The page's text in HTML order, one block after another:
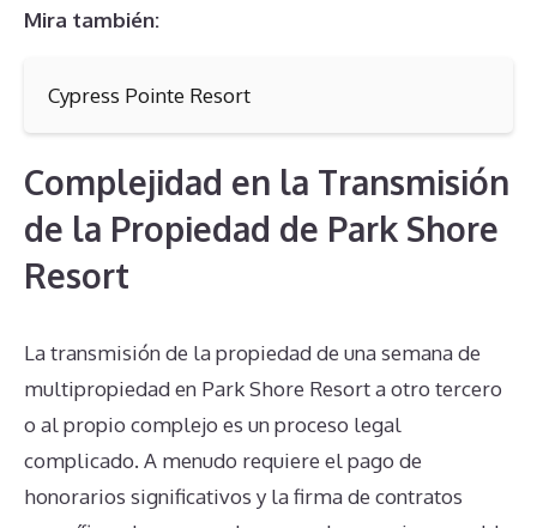
Mira también:
Cypress Pointe Resort
Complejidad en la Transmisión
de la Propiedad de Park Shore
Resort
La transmisión de la propiedad de una semana de
multipropiedad en Park Shore Resort a otro tercero
o al propio complejo es un proceso legal
complicado. A menudo requiere el pago de
honorarios significativos y la firma de contratos